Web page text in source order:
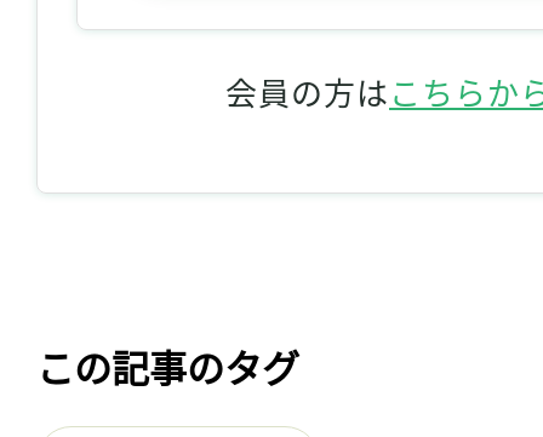
会員の方はこちらか
この記事のタグ